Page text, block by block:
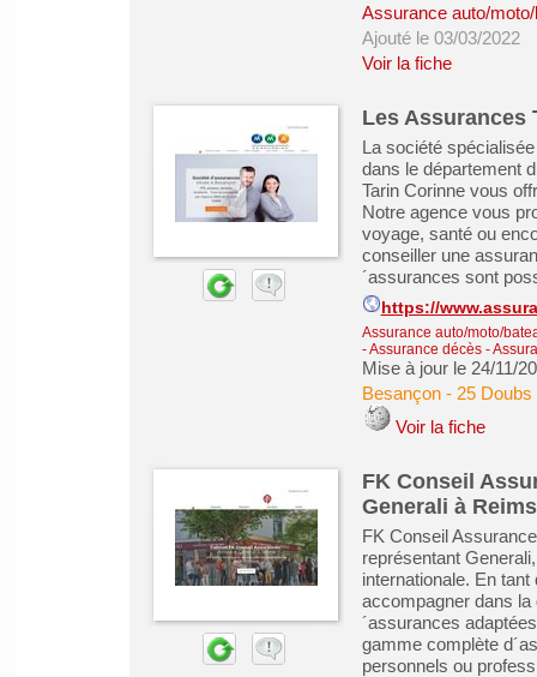
Assurance auto/
Ajouté le 03/03/2022
Voir la fiche
Les Assurances
La société
dans le département
Tarin Corinne vous
Notre agence vous
voyage, santé ou
conseiller une
´assurances sont
https://
Assurance auto/moto/
- Assurance décès-
Mise à jour le 24/11/
Besançon- 25 Doubs
Voir la fiche
FK Conseil
Generali à Reims
FK Conseil
représentant
internationale. En
accompagner dans
´assurances
gamme complète
personnels ou